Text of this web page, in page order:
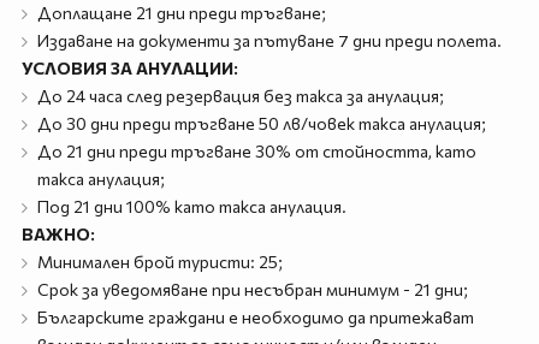
Доплащане 21 дни преди тръгване;
Издаване на документи за пътуване 7 дни преди полета.
УСЛОВИЯ ЗА АНУЛАЦИИ:
До 24 часа след резервация без такса за анулация;
До 30 дни преди тръгване 50 лв/човек такса анулация;
До 21 дни преди тръгване 30% от стойността, като
такса анулация;
Под 21 дни 100% като такса анулация.
ВАЖНО:
Минимален брой туристи: 25;
Срок за уведомяване при несъбран минимум - 21 дни;
Българските граждани е необходимо да притежават